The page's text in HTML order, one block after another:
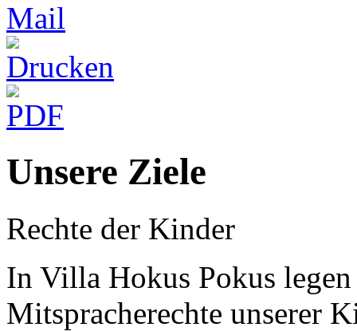
Unsere Ziele
Rechte der Kinder
In Villa Hokus Pokus
Mitspracherechte unserer